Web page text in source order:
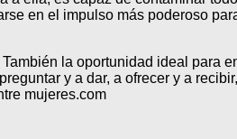
en el impulso más poderoso
la oportunidad ideal para
y a dar, a ofrecer y a
mujeres.com